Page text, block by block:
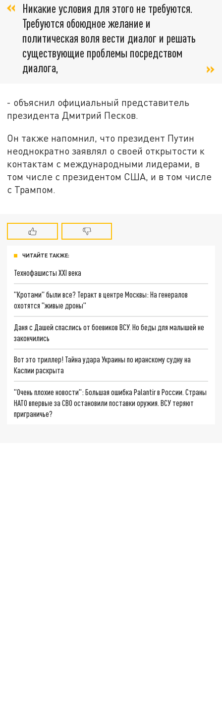
Никакие условия для этого не требуются.
Требуются обоюдное желание и
политическая воля вести диалог и решать
существующие проблемы посредством
диалога,
- объяснил официальный представитель
президента Дмитрий Песков.
Он также напомнил, что президент Путин
неоднократно заявлял о своей открытости к
контактам с международными лидерами, в
том числе с президентом США, и в том числе
с Трампом.
ЧИТАЙТЕ ТАКЖЕ:
Технофашисты XXI века
"Кротами" были все? Теракт в центре Москвы: На генералов
охотятся "живые дроны"
Даня с Дашей спаслись от боевиков ВСУ. Но беды для малышей не
закончились
Вот это триллер! Тайна удара Украины по иранскому судну на
Каспии раскрыта
"Очень плохие новости": Большая ошибка Palantir в России. Страны
НАТО впервые за СВО остановили поставки оружия. ВСУ теряют
приграничье?